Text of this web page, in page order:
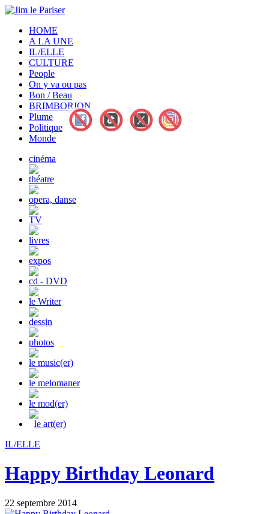
HOME
A LA UNE
IL/ELLE
CULTURE
People
On y va ou pas
Bon / Beau
BRIMBORION
Plume
Politique
Monde
cinéma
théatre
opera, danse
TV
livres
expos
cd - DVD
le Writer
dessin
photos
le music(er)
le melomaner
le mod(er)
le art(er)
IL/ELLE
Happy Birthday Leonard
22 septembre 2014